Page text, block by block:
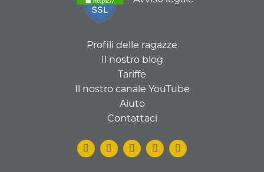
Profili delle ragazze
Il nostro blog
Tariffe
Il nostro canale YouTube
Aiuto
Contattaci